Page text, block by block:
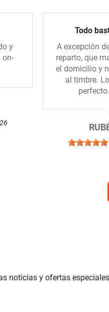
y
on-
Todo
A excepción
reparto, que
el domicilio y
al timbre.
noticias y ofertas especiales